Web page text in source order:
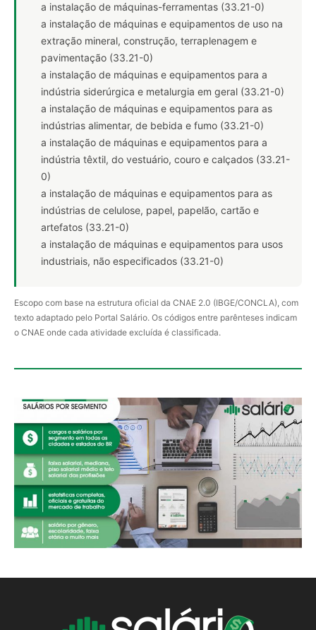
a instalação de máquinas-ferramentas (33.21-0)
a instalação de máquinas e equipamentos de uso na
extração mineral, construção, terraplenagem e
pavimentação (33.21-0)
a instalação de máquinas e equipamentos para a
indústria siderúrgica e metalurgia em geral (33.21-0)
a instalação de máquinas e equipamentos para as
indústrias alimentar, de bebida e fumo (33.21-0)
a instalação de máquinas e equipamentos para a
indústria têxtil, do vestuário, couro e calçados (33.21-
0)
a instalação de máquinas e equipamentos para as
indústrias de celulose, papel, papelão, cartão e
artefatos (33.21-0)
a instalação de máquinas e equipamentos para usos
industriais, não especificados (33.21-0)
Escopo com base na estrutura oficial da CNAE 2.0 (IBGE/CONCLA), com
texto adaptado pelo Portal Salário. Os códigos entre parênteses indicam
o CNAE onde cada atividade excluída é classificada.